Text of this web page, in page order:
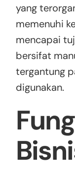
yang
memenuhi
mencapai
bersifat
tergantung
digunakan.